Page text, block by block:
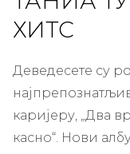
ХИТС
Деведесете су
каријеру, „Два
касно“. Нови